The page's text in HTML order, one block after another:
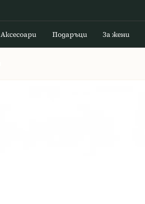
Аксесоари Подаръци За жени